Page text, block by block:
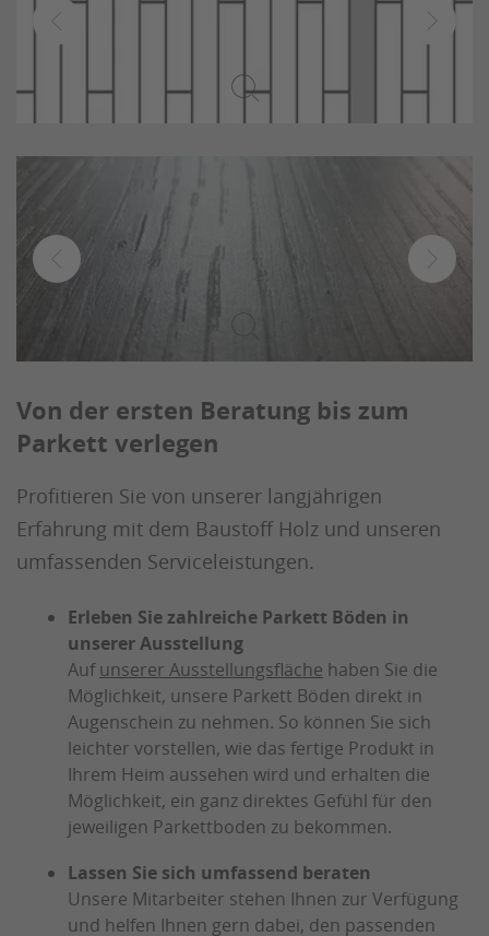
Von der ersten Beratung bis zum
Parkett verlegen
Profitieren Sie von unserer langjährigen
Erfahrung mit dem Baustoff Holz und unseren
umfassenden Serviceleistungen.
Erleben Sie zahlreiche Parkett Böden in
unserer Ausstellung
Aufunserer Ausstellungsfläche haben Sie die
Möglichkeit, unsere Parkett Böden direkt in
Augenschein zu nehmen. So können Sie sich
leichter vorstellen, wie das fertige Produkt in
Ihrem Heim aussehen wird und erhalten die
Möglichkeit, ein ganz direktes Gefühl für den
jeweiligen Parkettboden zu bekommen.
Lassen Sie sich umfassend beraten
Unsere Mitarbeiter stehen Ihnen zur Verfügung
und helfen Ihnen gern dabei, den passenden